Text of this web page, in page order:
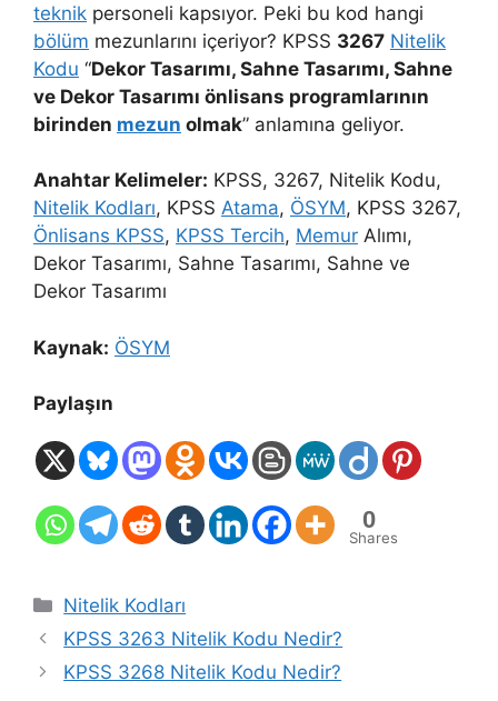
teknik personeli kapsıyor. Peki bu kod hangi
bölüm mezunlarını içeriyor? KPSS 3267 Nitelik
Kodu “Dekor Tasarımı, Sahne Tasarımı, Sahne
ve Dekor Tasarımı önlisans programlarının
birinden mezun olmak” anlamına geliyor.
Anahtar Kelimeler: KPSS, 3267, Nitelik Kodu,
Nitelik Kodları, KPSS Atama, ÖSYM, KPSS 3267,
Önlisans KPSS, KPSS Tercih, Memur Alımı,
Dekor Tasarımı, Sahne Tasarımı, Sahne ve
Dekor Tasarımı
Kaynak: ÖSYM
Paylaşın
0
Shares
Kategoriler
Nitelik Kodları
KPSS 3263 Nitelik Kodu Nedir?
KPSS 3268 Nitelik Kodu Nedir?